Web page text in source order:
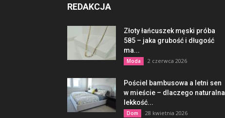
REDAKCJA
Złoty łańcuszek męski próba
585 – jaka grubość i długość
ma...
Moda 2 czerwca 2026
Pościel bambusowa a letni sen
w mieście – dlaczego naturalna
lekkość...
Dom 28 kwietnia 2026